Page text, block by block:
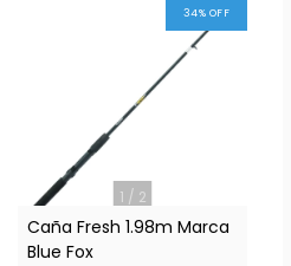
1 / 2
34% OFF
Caña Fresh 1.98m Marca
Blue Fox